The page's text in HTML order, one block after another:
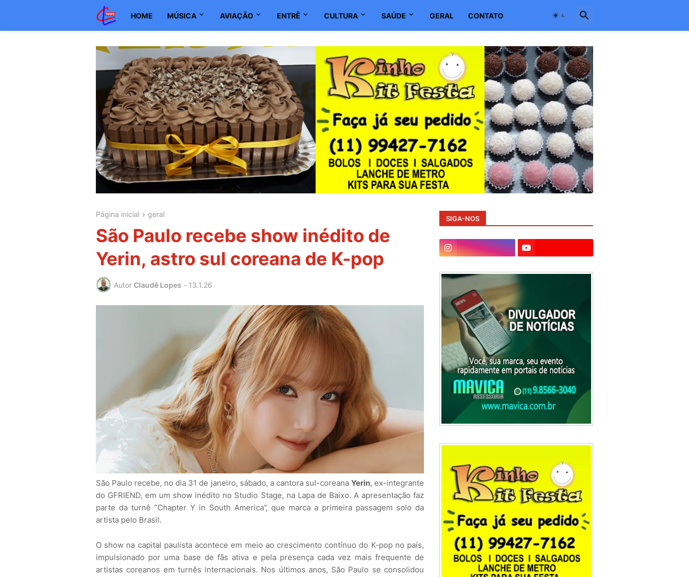
HOME MÚSICA AVIAÇÃO ENTRÊ CULTURA SAÚDE GERAL CONTATO
Página inicial geral
São Paulo recebe show inédito de
Yerin, astro sul coreana de K-pop
Autor Claudê Lopes - 13.1.26
São Paulo recebe, no dia 31 de janeiro, sábado, a cantora sul-coreana Yerin, ex-integrante
do GFRIEND, em um show inédito no Studio Stage, na Lapa de Baixo. A apresentação faz
parte da turnê “Chapter Y in South America”, que marca a primeira passagem solo da
artista pelo Brasil.
O show na capital paulista acontece em meio ao crescimento contínuo do K-pop no país,
impulsionado por uma base de fãs ativa e pela presença cada vez mais frequente de
artistas coreanos em turnês internacionais. Nos últimos anos, São Paulo se consolidou
SIGA-NOS